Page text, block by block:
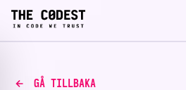
GÅ TILLBAKA